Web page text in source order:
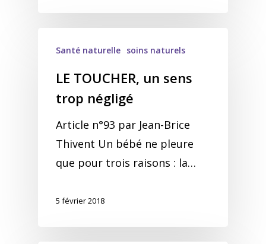
Santé naturelle soins naturels
LE TOUCHER, un sens
trop négligé
Article n°93 par Jean-Brice
Thivent Un bébé ne pleure
que pour trois raisons : la…
5 février 2018